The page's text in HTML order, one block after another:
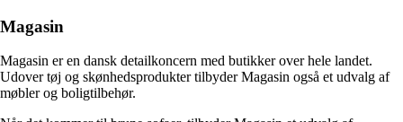
Magasin
Magasin er en dansk detailkoncern med butikker over hele landet.
Udover tøj og skønhedsprodukter tilbyder Magasin også et udvalg af
møbler og boligtilbehør.